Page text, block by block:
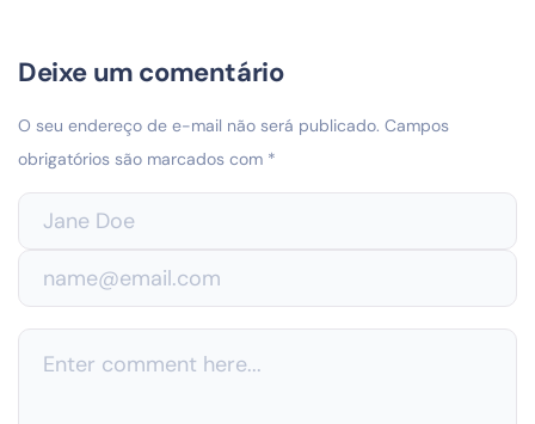
Deixe um comentário
O seu endereço de e-mail não será publicado. Campos
obrigatórios são marcados com *